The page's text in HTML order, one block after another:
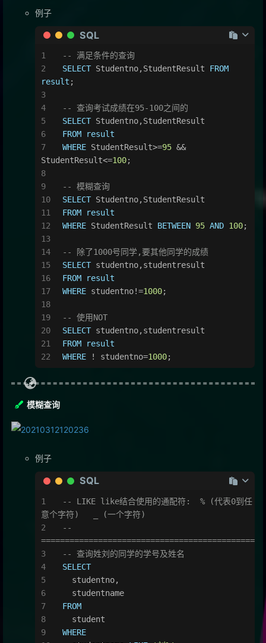
例子
SQL
-- 满足条件的查询
SELECT Studentno,StudentResult FROM
result ;
-- 查询考试成绩在95-100之间的
SELECT Studentno,StudentResult
FROM
result
WHERE StudentResult>=95 &&
StudentResult<=100;
-- 模糊查询
SELECT Studentno,StudentResult
FROM
result
WHERE StudentResult BETWEEN 95 AND 100;
-- 除了1000号同学,要其他同学的成绩
SELECT studentno,studentresult
FROM
result
WHERE studentno!=1000;
-- 使用NOT
SELECT studentno,studentresult
FROM
result
WHERE
! studentno=1000;
模糊查询
例子
SQL
-- LIKE like结合使用的通配符:  % (代表0到任
意个字符)   _ (一个字符)
--
=============================================
-- 查询姓刘的同学的学号及姓名
SELECT
  studentno,
  studentname
FROM
  student
WHERE